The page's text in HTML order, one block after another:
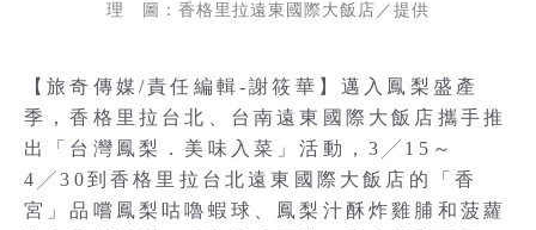
理 圖：香格里拉遠東國際大飯店／提供
【旅奇傳媒/責任編輯-謝筱華】邁入鳳梨盛產
季，香格里拉台北、台南遠東國際大飯店攜手推
出「台灣鳳梨．美味入菜」活動，3╱15～
4╱30到香格里拉台北遠東國際大飯店的「香
宮」品嚐鳳梨咕嚕蝦球、鳳梨汁酥炸雞脯和菠蘿